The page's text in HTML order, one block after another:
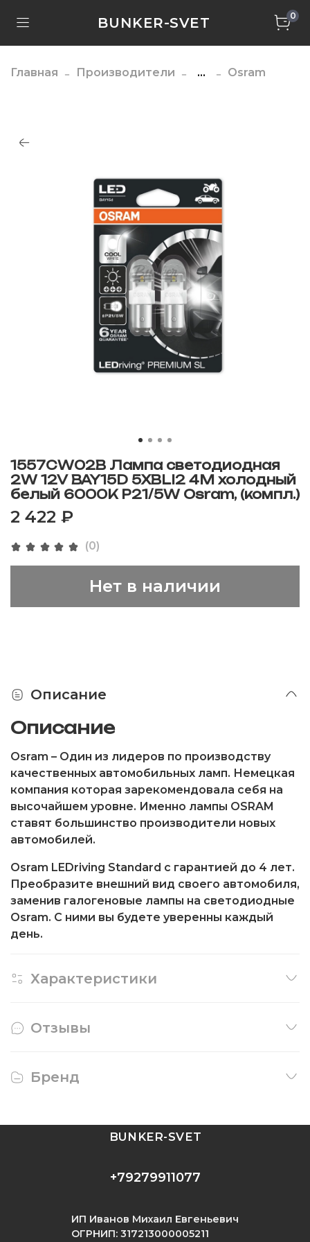
BUNKER-SVET 0
Главная Производители ... Osram
(0)
1557CW02B Лампа светодиодная
2W 12V BAY15D 5XBLI2 4M холодный
белый 6000K P21/5W Osram, (компл.)
2 422 ₽
Нет в наличии
Описание
Описание
Osram – Один из лидеров по производству
качественных автомобильных ламп. Немецкая
компания которая зарекомендовала себя на
высочайшем уровне. Именно лампы OSRAM
ставят большинство производители новых
автомобилей.
Osram LEDriving Standard с гарантией до 4 лет.
Преобразите внешний вид своего автомобиля,
заменив галогеновые лампы на светодиодные
Osram. С ними вы будете уверенны каждый
день.
Характеристики
Отзывы
Бренд
+79279911077
BUNKER-SVET
ИП Иванов Михаил Евгеньевич
ОГРНИП: 317213000005211